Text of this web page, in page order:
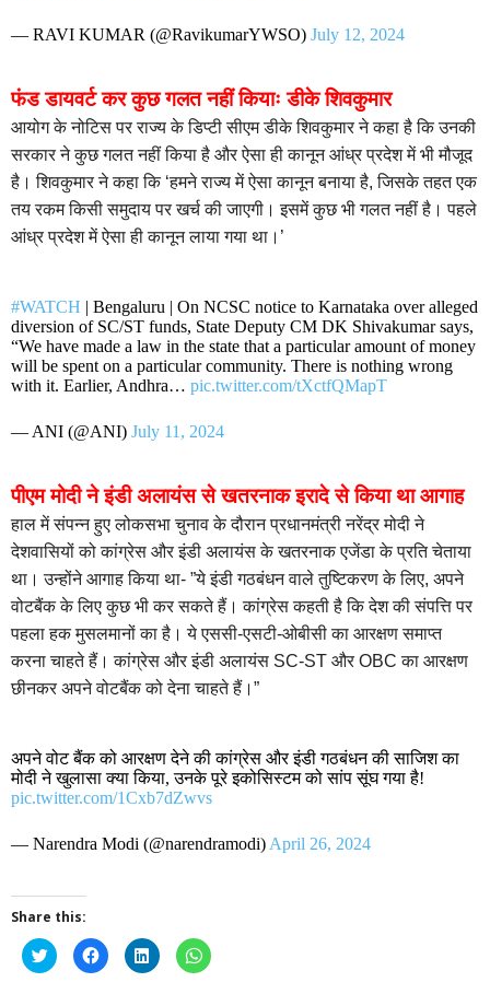
— RAVI KUMAR (@RavikumarYWSO) July 12, 2024
फंड डायवर्ट कर कुछ गलत नहीं कियाः डीके शिवकुमार
आयोग के नोटिस पर राज्य के डिप्टी सीएम डीके शिवकुमार ने कहा है कि उनकी
सरकार ने कुछ गलत नहीं किया है और ऐसा ही कानून आंध्र प्रदेश में भी मौजूद
है। शिवकुमार ने कहा कि ‘हमने राज्य में ऐसा कानून बनाया है, जिसके तहत एक
तय रकम किसी समुदाय पर खर्च की जाएगी। इसमें कुछ भी गलत नहीं है। पहले
आंध्र प्रदेश में ऐसा ही कानून लाया गया था।’
#WATCH | Bengaluru | On NCSC notice to Karnataka over alleged
diversion of SC/ST funds, State Deputy CM DK Shivakumar says,
“We have made a law in the state that a particular amount of money
will be spent on a particular community. There is nothing wrong
with it. Earlier, Andhra… pic.twitter.com/tXctfQMapT
— ANI (@ANI) July 11, 2024
पीएम मोदी ने इंडी अलायंस से खतरनाक इरादे से किया था आगाह
हाल में संपन्न हुए लोकसभा चुनाव के दौरान प्रधानमंत्री नरेंद्र मोदी ने
देशवासियों को कांग्रेस और इंडी अलायंस के खतरनाक एजेंडा के प्रति चेताया
था। उन्होंने आगाह किया था- ”ये इंडी गठबंधन वाले तुष्टिकरण के लिए, अपने
वोटबैंक के लिए कुछ भी कर सकते हैं। कांग्रेस कहती है कि देश की संपत्ति पर
पहला हक मुसलमानों का है। ये एससी-एसटी-ओबीसी का आरक्षण समाप्त
करना चाहते हैं। कांग्रेस और इंडी अलायंस SC-ST और OBC का आरक्षण
छीनकर अपने वोटबैंक को देना चाहते हैं।”
अपने वोट बैंक को आरक्षण देने की कांग्रेस और इंडी गठबंधन की साजिश का
मोदी ने खुलासा क्या किया, उनके पूरे इकोसिस्टम को सांप सूंघ गया है!
pic.twitter.com/1Cxb7dZwvs
— Narendra Modi (@narendramodi) April 26, 2024
Share this:
Click
to
share
Click
to
share
Click
to
share
Click
to